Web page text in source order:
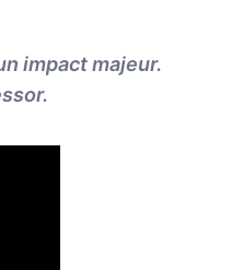
impact majeur.